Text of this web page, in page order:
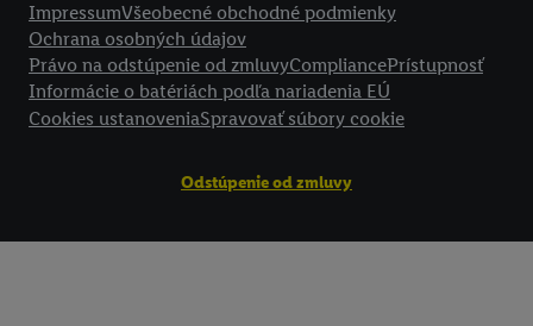
ImpressumVšeobecné obchodné podmienky
Ochrana osobných údajov
Právo na odstúpenie od zmluvyCompliancePrístupnosť
Informácie o batériách podľa nariadenia EÚ
Cookies ustanoveniaSpravovať súbory cookie
Odstúpenie od zmluvy